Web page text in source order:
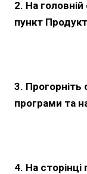
2. На
пункт
3. Прогорніть
програми та
4. На